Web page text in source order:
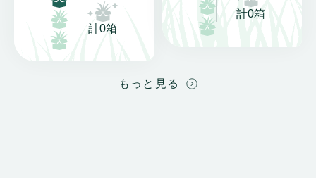
計0箱
計0箱
もっと見る